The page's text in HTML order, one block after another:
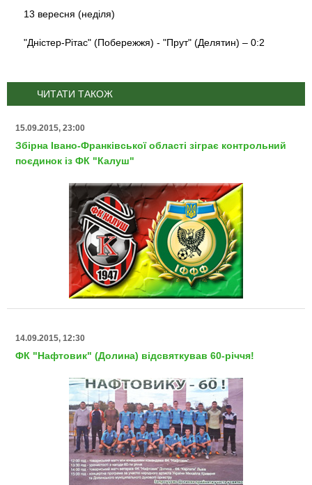
13 вересня (неділя)
"Дністер-Рітас" (Побережжя) - "Прут" (Делятин) – 0:2
ЧИТАТИ ТАКОЖ
15.09.2015, 23:00
Збірна Івано-Франківської області зіграє контрольний
поєдинок із ФК "Калуш"
14.09.2015, 12:30
ФК "Нафтовик" (Долина) відсвяткував 60-річчя!